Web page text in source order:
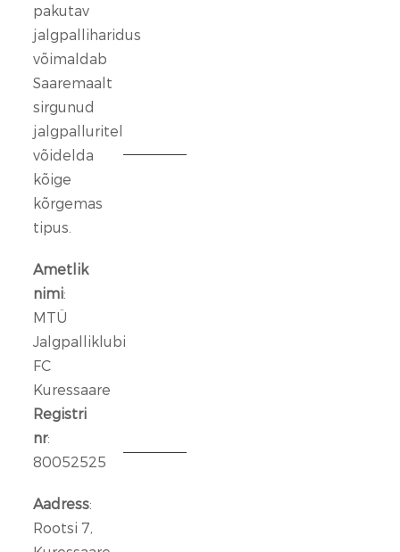
pakutav
jalgpalliharidus
võimaldab
Saaremaalt
sirgunud
jalgpalluritel
võidelda
kõige
kõrgemas
tipus.
Ametlik
nimi:
MTÜ
Jalgpalliklubi
FC
Kuressaare
Registri
nr:
80052525
Aadress:
Rootsi 7,